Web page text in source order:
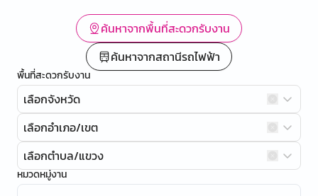
ค้นหาจากพื้นที่สะดวกรับงาน
ค้นหาจากสถานีรถไฟฟ้า
พื้นที่สะดวกรับงาน
เลือกจังหวัด
เลือกอำเภอ/เขต
เลือกตำบล/แขวง
หมวดหมู่งาน